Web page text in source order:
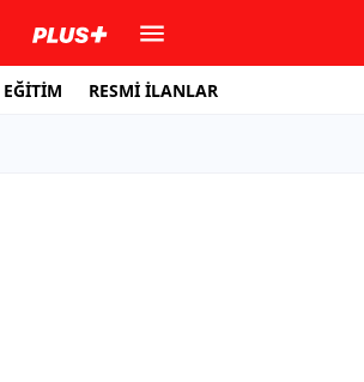
EĞİTİM RESMİ İLANLAR